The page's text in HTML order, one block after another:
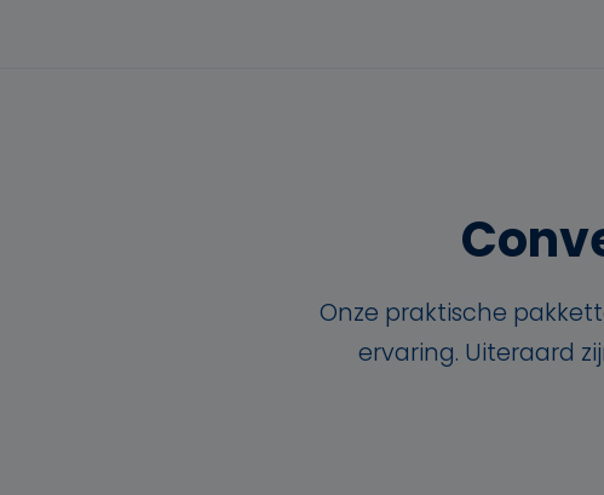
Onze praktische
ervaring. Uiteraard